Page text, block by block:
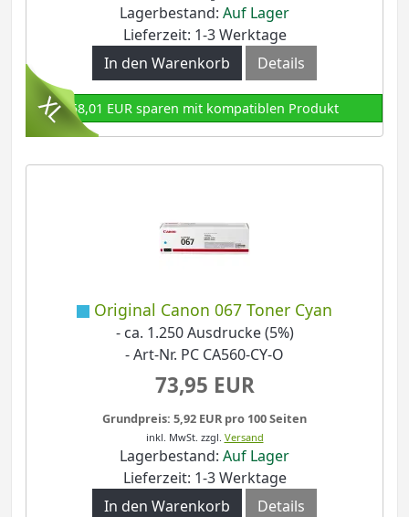
Lagerbestand: Auf Lager
Lieferzeit: 1-3 Werktage
In den Warenkorb
Details
58,01 EUR sparen mit kompatiblen Produkt
Original Canon 067 Toner Cyan
- ca. 1.250 Ausdrucke (5%)
- Art-Nr. PC CA560-CY-O
73,95 EUR
Grundpreis: 5,92 EUR pro 100 Seiten
inkl. MwSt. zzgl. Versand
Lagerbestand: Auf Lager
Lieferzeit: 1-3 Werktage
In den Warenkorb
Details